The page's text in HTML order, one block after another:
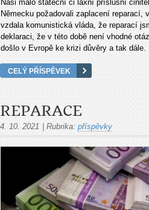
Naši málo stateční či laxní příslušní
Německu požadovali zaplacení reparací,
vzdala komunistická vláda, že reparací
deklaraci, že v této době není vhodné
došlo v Evropě ke krizi důvěry a tak dále.
CELÝ PŘÍSPĚVEK
REPARACE
4. 10. 2021 Rubrika: příspěvky